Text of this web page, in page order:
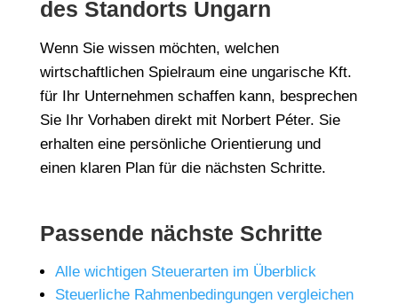
des Standorts Ungarn
Wenn Sie wissen möchten, welchen
wirtschaftlichen Spielraum eine ungarische Kft.
für Ihr Unternehmen schaffen kann, besprechen
Sie Ihr Vorhaben direkt mit Norbert Péter. Sie
erhalten eine persönliche Orientierung und
einen klaren Plan für die nächsten Schritte.
Passende nächste Schritte
Alle wichtigen Steuerarten im Überblick
Steuerliche Rahmenbedingungen vergleichen